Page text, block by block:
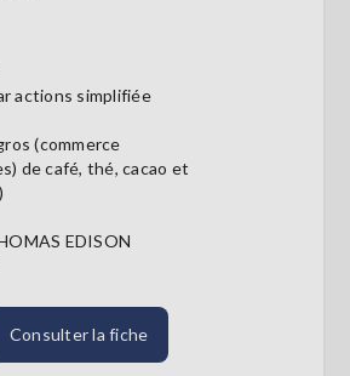
actions simplifiée
(commerce
de café, thé, cacao et
EDISON
Consulter la fiche